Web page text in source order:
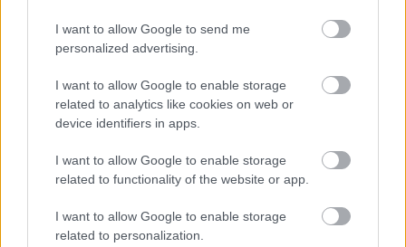
I want to allow Google to send me
personalized advertising.
I want to allow Google to enable storage
related to analytics like cookies on web or
device identifiers in apps.
I want to allow Google to enable storage
related to functionality of the website or app.
I want to allow Google to enable storage
related to personalization.
Ezt a kijelentést először
nyilvánossága előtt
hallhattuk Magyar
Pétertől, nem is a kamerába, hanem a címzett, Orbán Viktor
jóslat, megállapítás több helyről is visszazeng.
JNSZ megyei hírek 2026,bukás